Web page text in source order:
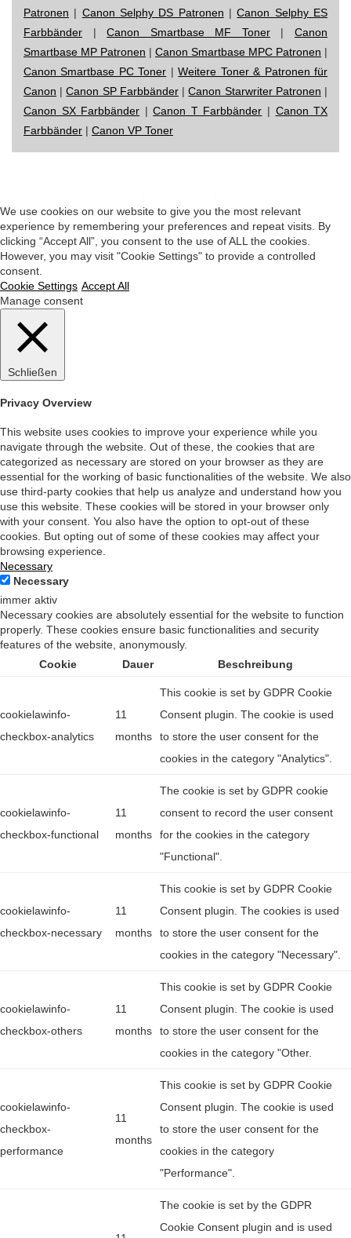
Patronen | Canon Selphy DS Patronen |Canon Selphy ES
Farbbänder |Canon Smartbase MF Toner|Canon
Smartbase MP Patronen | Canon Smartbase MPC Patronen |
Canon Smartbase PC Toner |Weitere Toner & Patronen für
Canon |Canon SP Farbbänder|Canon Starwriter Patronen |
Canon SX Farbbänder |Canon T Farbbänder | Canon TX
Farbbänder | Canon VP Toner
We use cookies on our website to give you the most relevant
experience by remembering your preferences and repeat visits. By
clicking “Accept All”, you consent to the use of ALL the cookies.
However, you may visit "Cookie Settings" to provide a controlled
consent.
Cookie Settings Accept All
Manage consent
Schließen
Privacy Overview
This website uses cookies to improve your experience while you
navigate through the website. Out of these, the cookies that are
categorized as necessary are stored on your browser as they are
essential for the working of basic functionalities of the website. We also
use third-party cookies that help us analyze and understand how you
use this website. These cookies will be stored in your browser only
with your consent. You also have the option to opt-out of these
cookies. But opting out of some of these cookies may affect your
browsing experience.
Necessary
Necessary
immer aktiv
Necessary cookies are absolutely essential for the website to function
properly. These cookies ensure basic functionalities and security
features of the website, anonymously.
Cookie
Dauer Beschreibung
cookielawinfo-
checkbox-analytics
11
months
This cookie is set by GDPR Cookie
Consent plugin. The cookie is used
to store the user consent for the
cookies in the category "Analytics".
cookielawinfo-
checkbox-functional
11
months
The cookie is set by GDPR cookie
consent to record the user consent
for the cookies in the category
"Functional".
cookielawinfo-
checkbox-necessary
11
months
This cookie is set by GDPR Cookie
Consent plugin. The cookies is used
to store the user consent for the
cookies in the category "Necessary".
cookielawinfo-
checkbox-others
11
months
This cookie is set by GDPR Cookie
Consent plugin. The cookie is used
to store the user consent for the
cookies in the category "Other.
cookielawinfo-
checkbox-
performance
11
months
This cookie is set by GDPR Cookie
Consent plugin. The cookie is used
to store the user consent for the
cookies in the category
"Performance".
The cookie is set by the GDPR
Cookie Consent plugin and is used